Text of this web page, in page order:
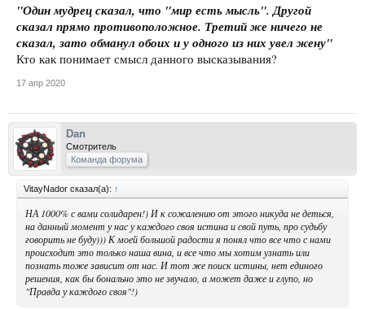
"Один мудрец сказал, что "мир есть мысль". Другой
сказал прямо противоположное. Третий же ничего не
сказал, зато обманул обоих и у одного из них увел жену"
Кто как понимает смысл данного высказывания?
17 апр 2020
Dan
Смотритель
Команда форума
VitayNador сказал(а): ↑
НА 1000% с вами солидарен!) И к сожалению от этого никуда не деться,
на данный момент у нас у каждого своя истина и свой путь, про судьбу
говорить не буду))) К моей большой радости я понял что все что с нами
происходит это только наша вина, и все что мы хотим узнать или
познать тоже зависит от нас. И тот же поиск истины, нет единого
решения, как бы бонально это не звучало, а может даже и глупо, но
"Правда у каждого своя"!)